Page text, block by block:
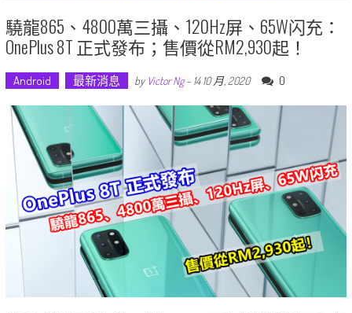
驍龍865、4800萬三攝、120Hz屏、65W闪充：
OnePlus 8T 正式發布；售價從RM2,930起！
Android 最新消息 by Victor Ng- 14 10 月, 2020 0